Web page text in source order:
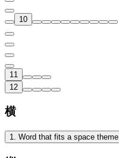
10
11
12
横
1. Word that fits a space theme